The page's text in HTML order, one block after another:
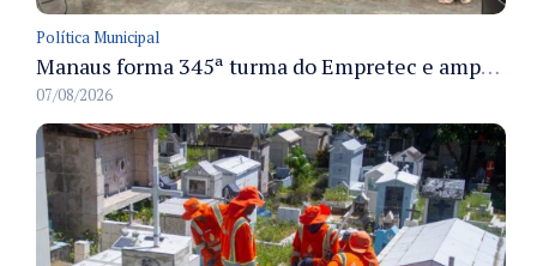
Política Municipal
Manaus forma 345ª turma do Empretec e amplia qualificação de empreendedores na cidade
07/08/2026